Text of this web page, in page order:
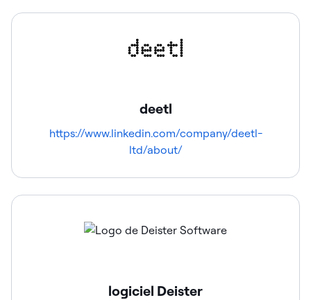
deetl
https://www.linkedin.com/company/deetl-
ltd/about/
logiciel Deister